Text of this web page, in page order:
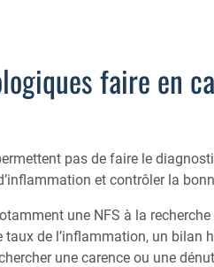
faire en
pas de faire le
et contrôler la
une NFS à la
taux de l’inflammation, un
une carence ou une